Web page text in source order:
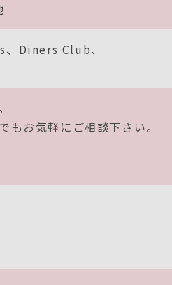
Diners Club
お気軽にご相談下さい。